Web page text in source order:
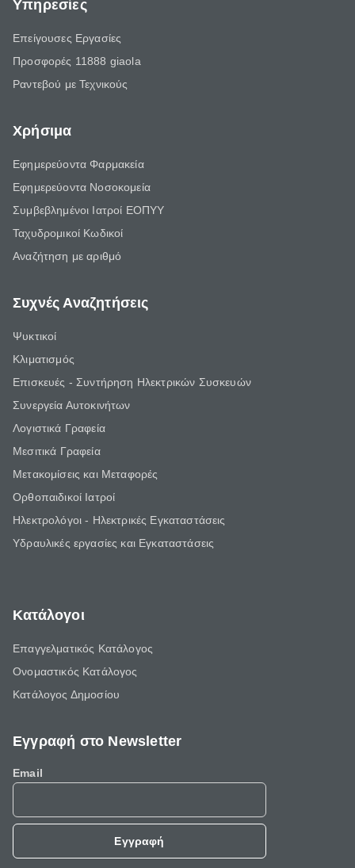
Υπηρεσίες
Επείγουσες Εργασίες
Προσφορές 11888 giaola
Ραντεβού με Τεχνικούς
Χρήσιμα
Εφημερεύοντα Φαρμακεία
Εφημερεύοντα Νοσοκομεία
Συμβεβλημένοι Ιατροί ΕΟΠΥΥ
Ταχυδρομικοί Κωδικοί
Αναζήτηση με αριθμό
Συχνές Αναζητήσεις
Ψυκτικοί
Κλιματισμός
Επισκευές - Συντήρηση Ηλεκτρικών Συσκευών
Συνεργεία Αυτοκινήτων
Λογιστικά Γραφεία
Μεσιτικά Γραφεία
Μετακομίσεις και Μεταφορές
Ορθοπαιδικοί Ιατροί
Ηλεκτρολόγοι - Ηλεκτρικές Εγκαταστάσεις
Υδραυλικές εργασίες και Εγκαταστάσεις
Κατάλογοι
Επαγγελματικός Κατάλογος
Ονομαστικός Κατάλογος
Κατάλογος Δημοσίου
Εγγραφή στο Newsletter
Email
Εγγραφή